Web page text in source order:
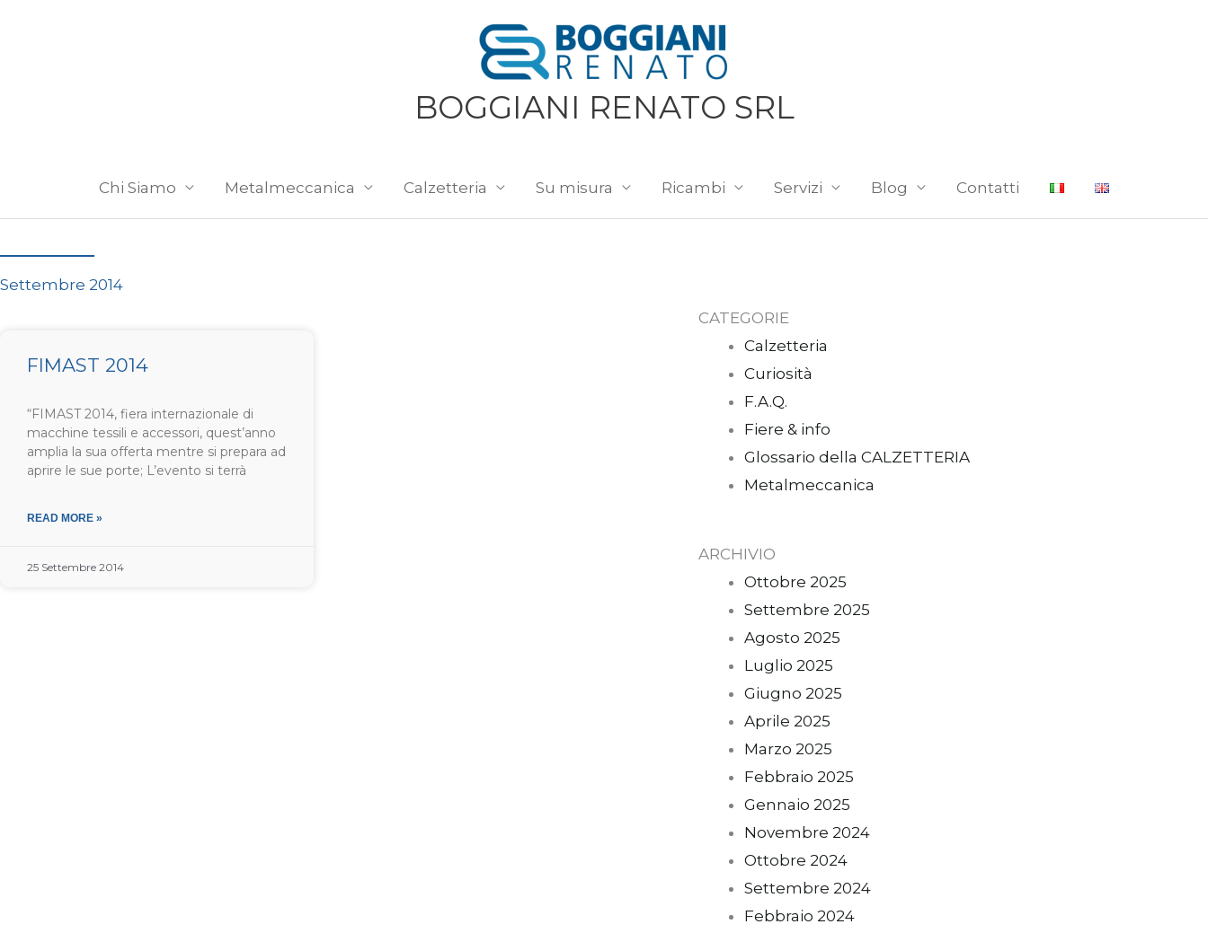
BOGGIANI RENATO SRL
Chi Siamo Metalmeccanica Calzetteria Su misura Ricambi Servizi Blog Contatti
Settembre 2014
FIMAST 2014
“FIMAST 2014, fiera internazionale di
macchine tessili e accessori, quest’anno
amplia la sua offerta mentre si prepara ad
aprire le sue porte; L’evento si terrà
READ MORE »
25 Settembre 2014
CATEGORIE
Calzetteria
Curiosità
F.A.Q.
Fiere & info
Glossario della CALZETTERIA
Metalmeccanica
ARCHIVIO
Ottobre 2025
Settembre 2025
Agosto 2025
Luglio 2025
Giugno 2025
Aprile 2025
Marzo 2025
Febbraio 2025
Gennaio 2025
Novembre 2024
Ottobre 2024
Settembre 2024
Febbraio 2024